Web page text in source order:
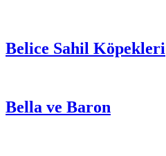
Belice Sahil Köpekleri
Bella ve Baron